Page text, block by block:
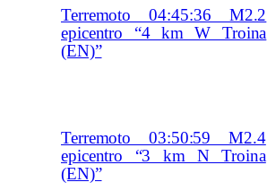
Terremoto 04:45:36 M2.2
epicentro “4 km W Troina
(EN)”
Terremoto 03:50:59 M2.4
epicentro “3 km N Troina
(EN)”